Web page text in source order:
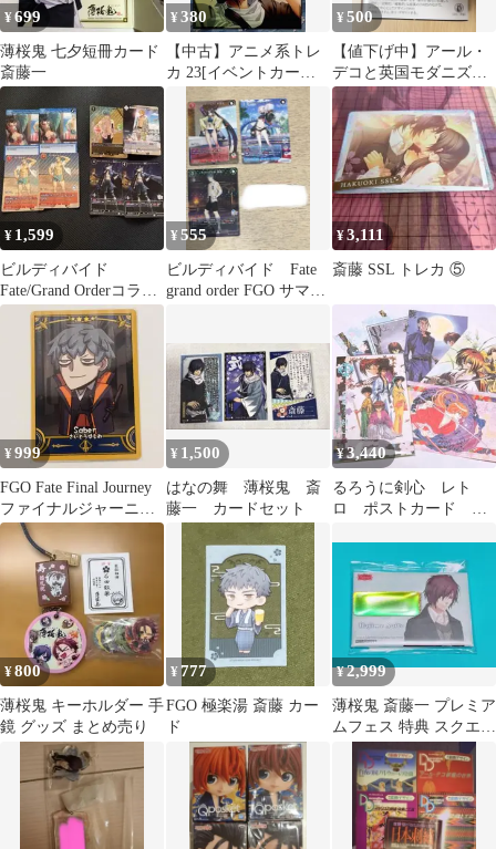
¥699
薄桜鬼 七夕短冊カード
斎藤一
¥380
【中古】アニメ系トレ
カ 23[イベントカード
¥500
【値下げ中】アール・
デコと英国モダニズム
20世紀文化空間のリ・
デザイン
¥ 1,599
ビルディバイド
Fate/Grand Orderコラ
ボ カード
¥555
ビルディバイド Fate
grand order FGO サマ
¥3,111
斎藤 SSL トレカ ⑤
¥999
FGO Fate Final Journey
ファイナルジャーニー
斎藤一
¥ 1,500
はなの舞 薄桜鬼 斎
藤一 カードセット
¥3,440
るろうに剣心 レト
ロ ポストカード レ
¥800
薄桜鬼 キーホルダー 手
鏡 グッズ まとめ売り
¥ 777
FGO 極楽湯 斎藤 カー
ド
¥2,999
薄桜鬼 斎藤一 プレミア
ムフェス 特典 スクエア
缶バッジ 非売品 レア①